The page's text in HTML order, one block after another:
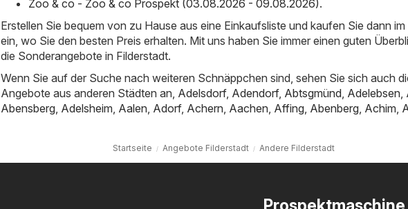
Zoo & co - Zoo & co Prospekt (03.08.2026 - 09.08.2026).
Erstellen Sie bequem von zu Hause aus eine Einkaufsliste und kaufen Sie dann
ein, wo Sie den besten Preis erhalten. Mit uns haben Sie immer einen guten
die Sonderangebote in Filderstadt.
Wenn Sie auf der Suche nach weiteren Schnäppchen sind, sehen Sie sich auch
Angebote aus anderen Städten an, Adelsdorf, Adendorf, Abtsgmünd Adelebsen
Abensberg Adelsheim Aalen Adorf, Achern Aachen Affing Abenberg Achim
Startseite Angebote Filderstadt Andere Filderstadt